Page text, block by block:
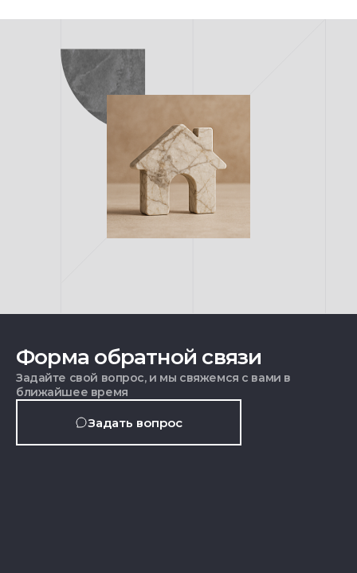
Форма обратной связи
Задайте свой вопрос, и мы свяжемся с вами в
ближайшее время
Задать вопрос